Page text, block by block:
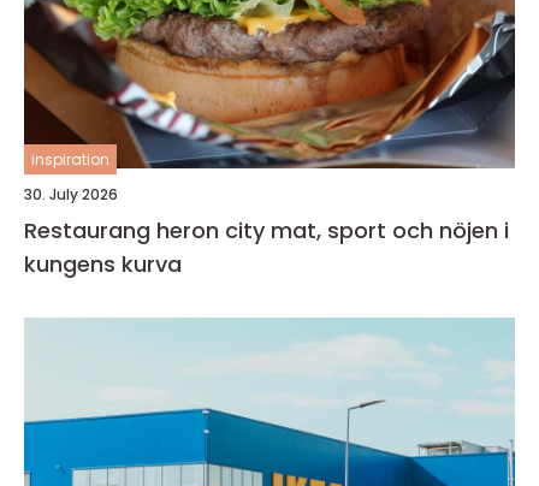
inspiration
30. July 2026
Restaurang heron city mat, sport och nöjen i
kungens kurva